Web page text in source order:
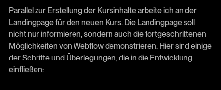
Parallel zur Erstellung der Kursinhalte arbeite ich an der
Landingpage für den neuen Kurs. Die Landingpage soll
nicht nur informieren, sondern auch die fortgeschrittenen
Möglichkeiten von Webflow demonstrieren. Hier sind einige
der Schritte und Überlegungen, die in die Entwicklung
einfließen: